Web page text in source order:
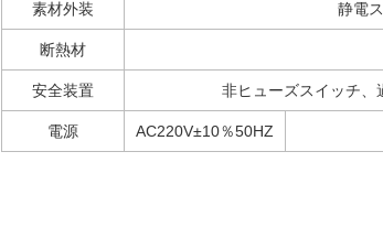
素材外装 静電
断熱材
安全装置 非ヒューズスイッチ、
電源 AC220V±10％50HZ